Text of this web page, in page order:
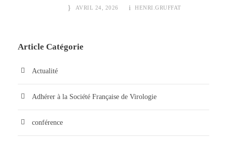
AVRIL 24, 2026 HENRI.GRUFFAT
Article Catégorie
Actualité
Adhérer à la Société Française de Virologie
conférence